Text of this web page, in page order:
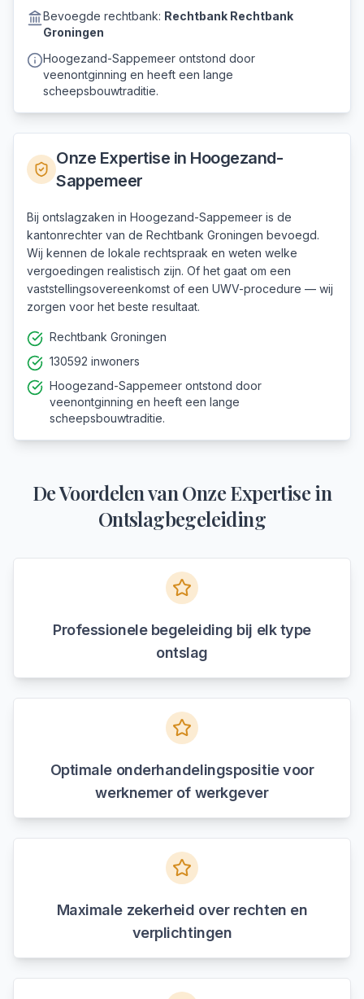
Bevoegde rechtbank: Rechtbank Rechtbank
Groningen
Hoogezand-Sappemeer ontstond door
veenontginning en heeft een lange
scheepsbouwtraditie.
Onze Expertise in Hoogezand-
Sappemeer
Bij ontslagzaken in Hoogezand-Sappemeer is de
kantonrechter van de Rechtbank Groningen bevoegd.
Wij kennen de lokale rechtspraak en weten welke
vergoedingen realistisch zijn. Of het gaat om een
vaststellingsovereenkomst of een UWV-procedure — wij
zorgen voor het beste resultaat.
Rechtbank Groningen
130592 inwoners
Hoogezand-Sappemeer ontstond door
veenontginning en heeft een lange
scheepsbouwtraditie.
De Voordelen van Onze Expertise in
Ontslagbegeleiding
Professionele begeleiding bij elk type
ontslag
Optimale onderhandelingspositie voor
werknemer of werkgever
Maximale zekerheid over rechten en
verplichtingen